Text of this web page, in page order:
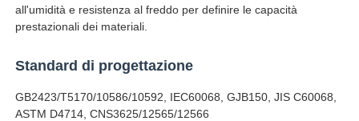
Chi siamo
all'umidità e resistenza al freddo per definire le capacità
prestazionali dei materiali.
Standard di progettazione
GB2423/T5170/10586/10592, IEC60068, GJB150, JIS C60068,
ASTM D4714, CNS3625/12565/12566